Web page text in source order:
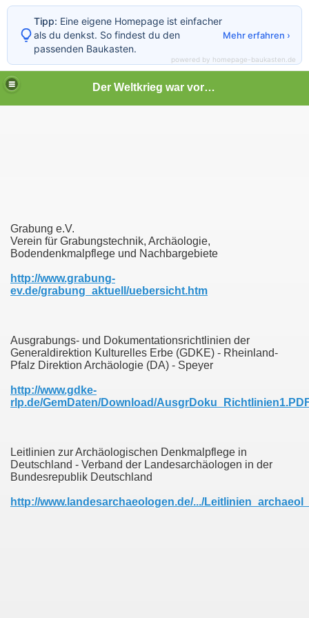
Der Weltkrieg war vor deiner Tür
Grabung e.V.
Verein für Grabungstechnik, Archäologie,
Bodendenkmalpflege und Nachbargebiete
http://www.grabung-
ev.de/grabung_aktuell/uebersicht.htm
Ausgrabungs- und Dokumentationsrichtlinien der
Generaldirektion Kulturelles Erbe (GDKE) - Rheinland-
Pfalz Direktion Archäologie (DA) - Speyer
http://www.gdke-
rlp.de/GemDaten/Download/
Leitlinien zur Archäologischen Denkmalpflege in
Deutschland - Verband der Landesarchäologen in der
Bundesrepublik Deutschland
http://www.landesarchaeologen.de/.../
Tipp: Eine eigene Homepage ist einfacher
als du denkst. So findest du den
passenden Baukasten.
Mehr erfahren ›
powered by homepage-baukasten.de